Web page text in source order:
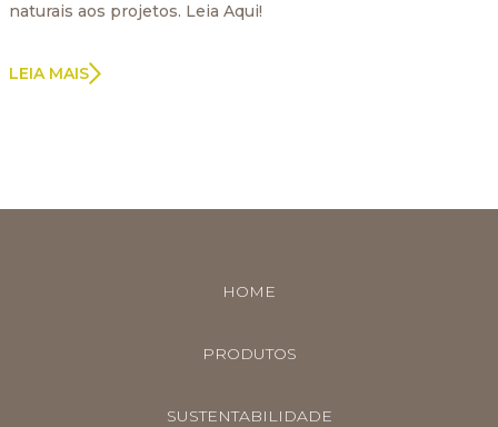
naturais aos projetos. Leia Aqui!
LEIA MAIS
HOME
PRODUTOS
SUSTENTABILIDADE